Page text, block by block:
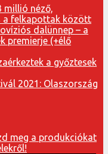
millió néző,
a felkapottak között
dalünnep – a
premierje (+élő
a győztesek
2021: Olaszország
meg a produkciókat